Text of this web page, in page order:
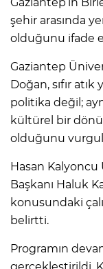
şehir arasında
olduğunu ifade
Gaziantep
Doğan, sıfır atık
politika değil;
kültürel bir
olduğunu
Hasan
Başkanı Haluk
konusundaki
belirtti.
Programın